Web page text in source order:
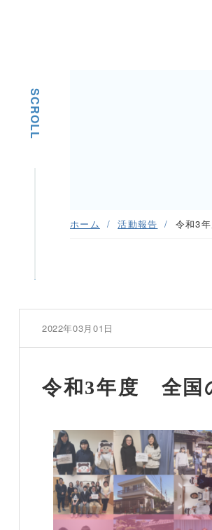
SCROLL
ホーム 活動報告 令和3
2022年03月01日
令和3年度 全国